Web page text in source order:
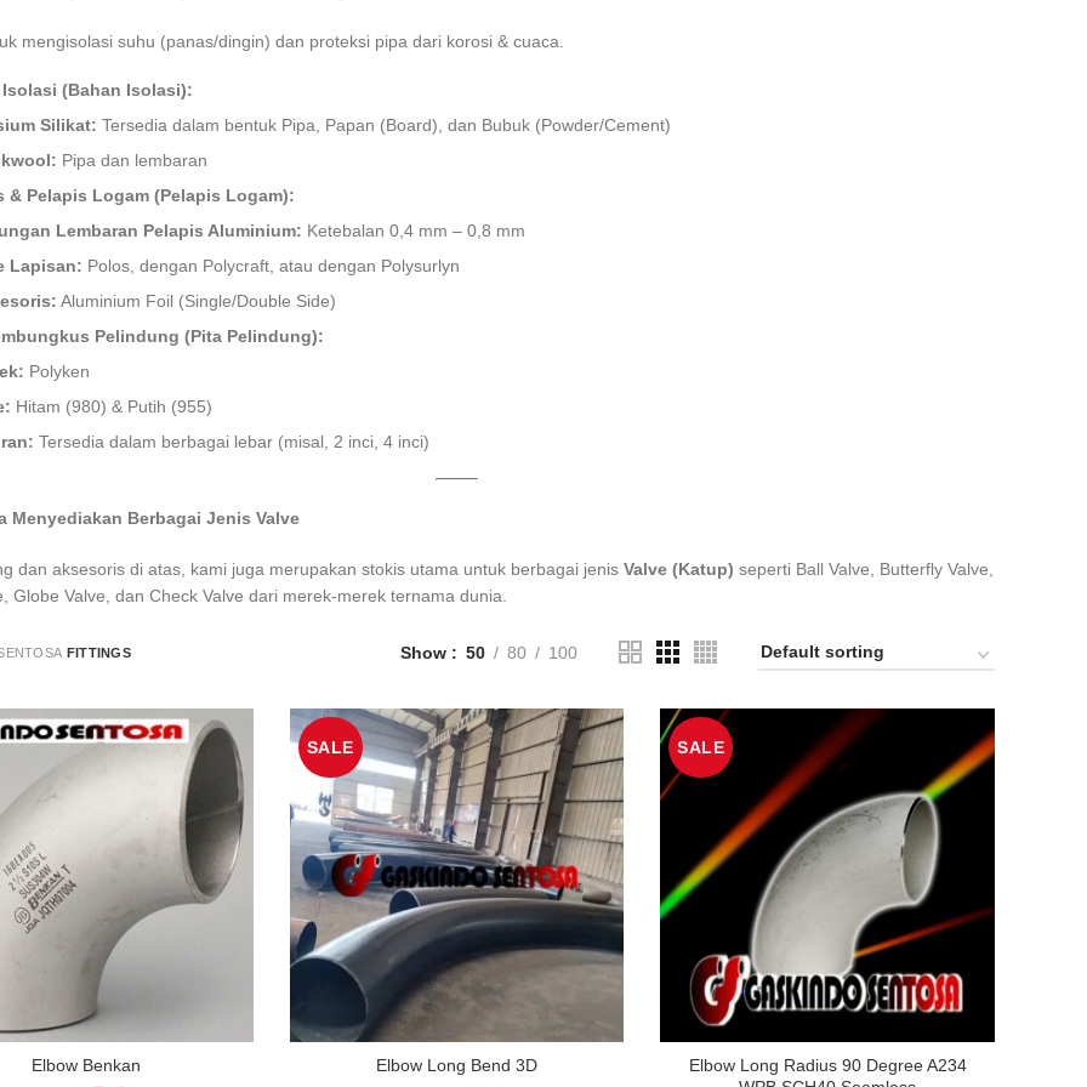
mengisolasi suhu (panas/dingin) dan proteksi pipa dari korosi & cuaca.
Isolasi (Bahan Isolasi):
Silikat: Tersedia dalam bentuk Pipa, Papan (Board), dan Bubuk (Powder/Cement)
Pipa dan lembaran
& Pelapis Logam (Pelapis Logam):
Lembaran Pelapis Aluminium: Ketebalan 0,4 mm – 0,8 mm
Lapisan: Polos, dengan Polycraft, atau dengan Polysurlyn
Aluminium Foil (Single/Double Side)
Pelindung (Pita Pelindung):
Polyken
Hitam (980) & Putih (955)
Tersedia dalam berbagai lebar (misal, 2 inci, 4 inci)
Menyediakan Berbagai Jenis Valve
dan aksesoris di atas, kami juga merupakan stokis utama untuk berbagai jenis Valve (Katup) seperti Ball Valve, Butterfly Valve,
Globe Valve, dan Check Valve dari merek-merek ternama dunia.
FITTINGS Show 50 80 100
Elbow Benkan
SALE
Elbow Long Bend 3D
SALE
Elbow Long Radius 90 Degree A234